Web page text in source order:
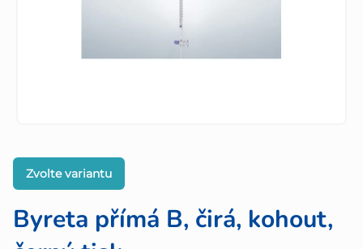
Byreta přímá B, čirá, kohout,
Zvolte variantu